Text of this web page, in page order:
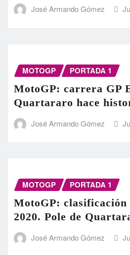
José Armando Gómez
MOTOGP PORTADA 1
MotoGP: carrera GP
Quartararo hace
José Armando Gómez
MOTOGP PORTADA 1
MotoGP: clasificación
2020. Pole de
José Armando Gómez